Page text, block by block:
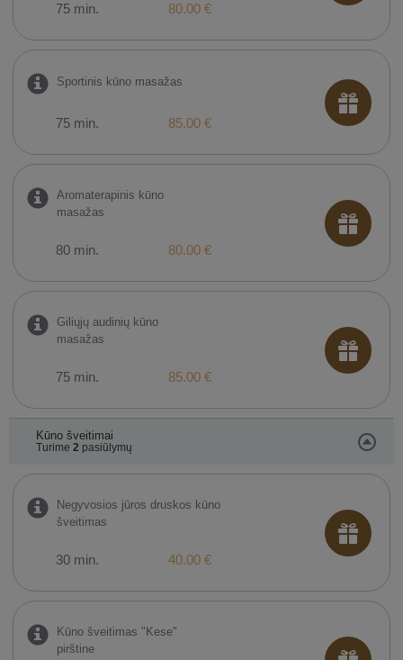
75 min. 80.00 €
Sportinis kūno masažas
75 min. 85.00 €
Aromaterapinis kūno
masažas
80 min. 80.00 €
Giliųjų audinių kūno
masažas
75 min. 85.00 €
Kūno šveitimai
Turime 2 pasiūlymų
Negyvosios jūros druskos kūno
šveitimas
30 min. 40.00 €
Kūno šveitimas "Kese"
pirštine